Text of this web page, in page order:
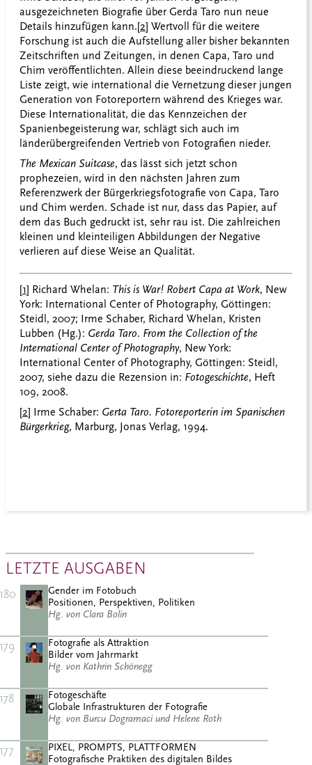
ausgezeichneten Biografie über Gerda Taro nun neue
Details hinzufügen kann.[2] Wertvoll für die weitere
Forschung ist auch die Aufstellung aller bisher bekannten
Zeitschriften und Zeitungen, in denen Capa, Taro und
Chim veröffentlichten. Allein diese beeindruckend lange
Liste zeigt, wie international die Vernetzung dieser jungen
Generation von Fotoreportern während des Krieges war.
Diese Internationalität, die das Kennzeichen der
Spanienbegeisterung war, schlägt sich auch im
länderübergreifenden Vertrieb von Fotografien nieder.
The Mexican Suitcase, das lässt sich jetzt schon
prophezeien, wird in den nächsten Jahren zum
Referenzwerk der Bürgerkriegsfotografie von Capa, Taro
und Chim werden. Schade ist nur, dass das Papier, auf
dem das Buch gedruckt ist, sehr rau ist. Die zahlreichen
kleinen und kleinteiligen Abbildungen der Negative
verlieren auf diese Weise an Qualität.
[1] Richard Whelan: This is War! Robert Capa at Work, New
York: International Center of Photography, Göttingen:
Steidl, 2007; Irme Schaber, Richard Whelan, Kristen
Lubben (Hg.): Gerda Taro. From the Collection of the
International Center of Photography, New York:
International Center of Photography, Göttingen: Steidl,
2007, siehe dazu die Rezension in: Fotogeschichte, Heft
109, 2008.
[2]
Irme Schaber: Gerta Taro. Fotoreporterin im Spanischen
Bürgerkrieg, Marburg, Jonas Verlag, 1994.
LETZTE AUSGABEN
180
Gender im Fotobuch
Positionen, Perspektiven, Politiken
Hg. von Clara Bolin
179
Fotografie als Attraktion
Bilder vom Jahrmarkt
Hg. von Kathrin Schönegg
178
Fotogeschäfte
Globale Infrastrukturen der Fotografie
Hg. von Burcu Dogramaci und Helene Roth
177
PIXEL, PROMPTS, PLATTFORMEN
Fotografische Praktiken des digitalen Bildes